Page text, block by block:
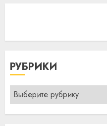
РУБРИКИ
Рубрики